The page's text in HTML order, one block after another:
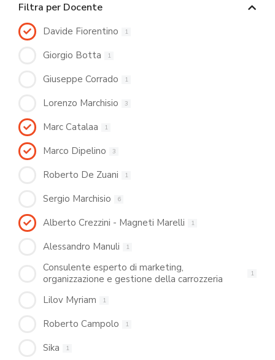
Filtra per Docente
Davide Fiorentino 1
Giorgio Botta 1
Giuseppe Corrado 1
Lorenzo Marchisio 3
Marc Catalaa 1
Marco Dipelino 3
Roberto De Zuani 1
Sergio Marchisio 6
Alberto Crezzini - Magneti Marelli 1
Alessandro Manuli 1
Consulente esperto di marketing,
organizzazione e gestione della carrozzeria
1
Lilov Myriam 1
Roberto Campolo 1
Sika 1